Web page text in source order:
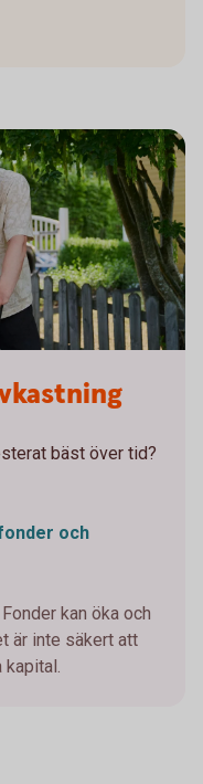
bäst över tid?
och
kan öka och
är inte säkert att